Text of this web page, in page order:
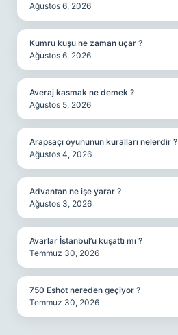
Ağustos 6, 2026
Kumru kuşu ne zaman uçar ?
Ağustos 6, 2026
Averaj kasmak ne demek ?
Ağustos 5, 2026
Arapsaçı oyununun kuralları nelerdir ?
Ağustos 4, 2026
Advantan ne işe yarar ?
Ağustos 3, 2026
Avarlar İstanbul’u kuşattı mı ?
Temmuz 30, 2026
750 Eshot nereden geçiyor ?
Temmuz 30, 2026